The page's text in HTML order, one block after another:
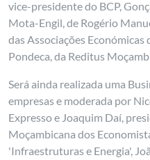
vice-presidente do BCP,
Mota-Engil, de Rogério
das Associações
Pondeca, da Reditus
Será ainda realizada uma
empresas e moderada por
Expresso e Joaquim Daí,
Moçambicana dos
'Infraestruturas e Energia',